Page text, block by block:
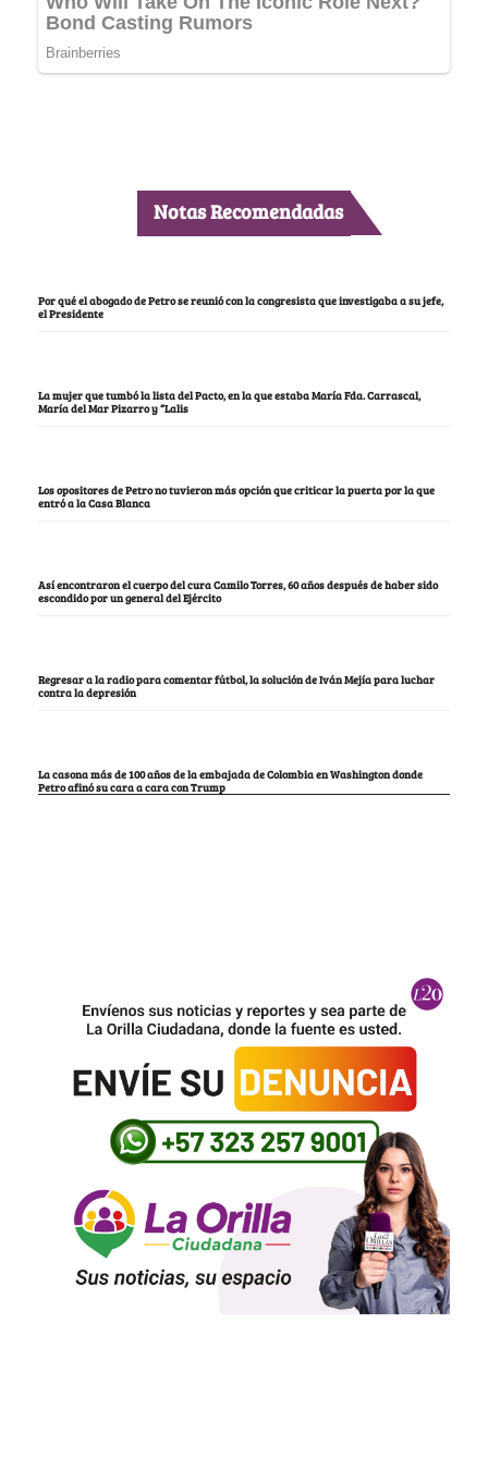
Notas Recomendadas
Por qué el abogado de Petro se reunió con la congresista que investigaba a su jefe,
el Presidente
La mujer que tumbó la lista del Pacto, en la que estaba María Fda. Carrascal,
María del Mar Pizarro y “Lalis
Los opositores de Petro no tuvieron más opción que criticar la puerta por la que
entró a la Casa Blanca
Así encontraron el cuerpo del cura Camilo Torres, 60 años después de haber sido
escondido por un general del Ejército
Regresar a la radio para comentar fútbol, la solución de Iván Mejía para luchar
contra la depresión
La casona más de 100 años de la embajada de Colombia en Washington donde
Petro afinó su cara a cara con Trump